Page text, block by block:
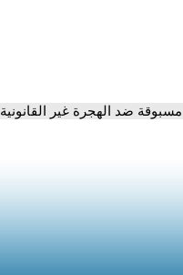
ضد الهجرة غير القانونية